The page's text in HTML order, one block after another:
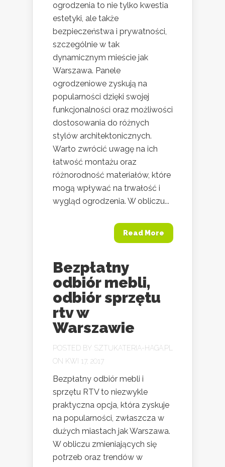
ogrodzenia to nie tylko kwestia
estetyki, ale także
bezpieczeństwa i prywatności,
szczególnie w tak
dynamicznym mieście jak
Warszawa. Panele
ogrodzeniowe zyskują na
popularności dzięki swojej
funkcjonalności oraz możliwości
dostosowania do różnych
stylów architektonicznych.
Warto zwrócić uwagę na ich
łatwość montażu oraz
różnorodność materiałów, które
mogą wpływać na trwałość i
wygląd ogrodzenia. W obliczu...
Read More
Bezpłatny
odbiór mebli,
odbiór sprzętu
rtv w
Warszawie
POSTED BY SZTUKATERIA-HAGA.PL
ON KWI 17, 2017
Bezpłatny odbiór mebli i
sprzętu RTV to niezwykle
praktyczna opcja, która zyskuje
na popularności, zwłaszcza w
dużych miastach jak Warszawa.
W obliczu zmieniających się
potrzeb oraz trendów w